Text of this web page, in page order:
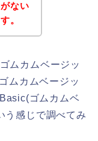
ない
。
ムカムベージッ
ムカムベージッ
ゴムカムベ
う感じで調べてみ